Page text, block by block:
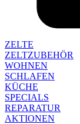
ZELTE
ZELTZUBEHÖR
WOHNEN
SCHLAFEN
KÜCHE
SPECIALS
REPARATUR
AKTIONEN